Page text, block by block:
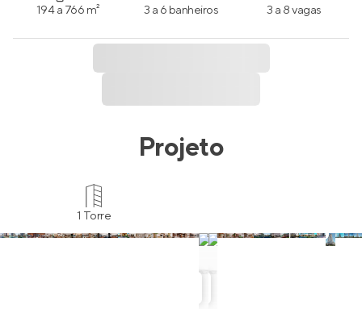
194 a 766 m² 3 a 6 banheiros 3 a 8 vagas
Projeto
1 Torre